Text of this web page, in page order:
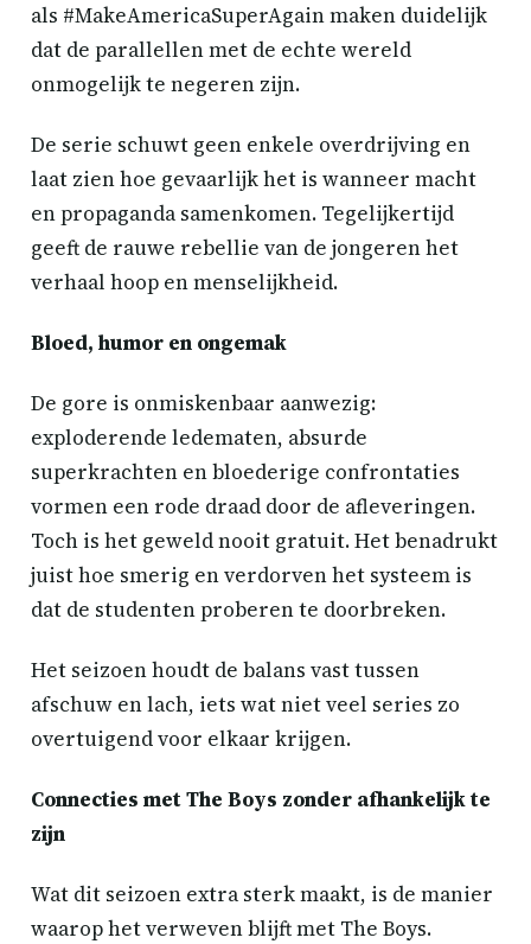
als #MakeAmericaSuperAgain maken duidelijk
dat de parallellen met de echte wereld
onmogelijk te negeren zijn.
De serie schuwt geen enkele overdrijving en
laat zien hoe gevaarlijk het is wanneer macht
en propaganda samenkomen. Tegelijkertijd
geeft de rauwe rebellie van de jongeren het
verhaal hoop en menselijkheid.
Bloed, humor en ongemak
De gore is onmiskenbaar aanwezig:
exploderende ledematen, absurde
superkrachten en bloederige confrontaties
vormen een rode draad door de afleveringen.
Toch is het geweld nooit gratuit. Het benadrukt
juist hoe smerig en verdorven het systeem is
dat de studenten proberen te doorbreken.
Het seizoen houdt de balans vast tussen
afschuw en lach, iets wat niet veel series zo
overtuigend voor elkaar krijgen.
Connecties met The Boys zonder afhankelijk te
zijn
Wat dit seizoen extra sterk maakt, is de manier
waarop het verweven blijft met The Boys.